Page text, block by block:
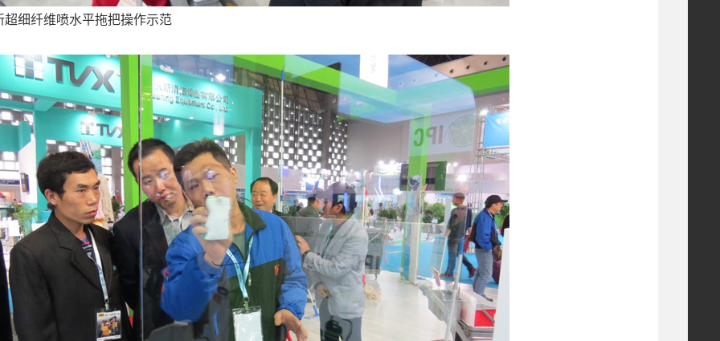
超细纤维喷水平拖把操作示范